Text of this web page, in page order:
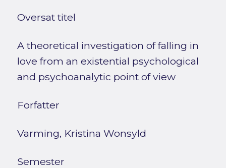
Oversat titel
A theoretical investigation of falling in
love from an existential psychological
and psychoanalytic point of view
Forfatter
Varming, Kristina Wonsyld
Semester